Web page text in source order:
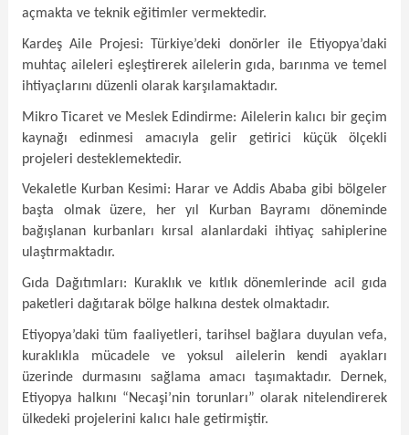
açmakta ve teknik eğitimler vermektedir.
Kardeş Aile Projesi: Türkiye’deki donörler ile Etiyopya’daki
muhtaç aileleri eşleştirerek ailelerin gıda, barınma ve temel
ihtiyaçlarını düzenli olarak karşılamaktadır.
Mikro Ticaret ve Meslek Edindirme: Ailelerin kalıcı bir geçim
kaynağı edinmesi amacıyla gelir getirici küçük ölçekli
projeleri desteklemektedir.
Vekaletle Kurban Kesimi: Harar ve Addis Ababa gibi bölgeler
başta olmak üzere, her yıl Kurban Bayramı döneminde
bağışlanan kurbanları kırsal alanlardaki ihtiyaç sahiplerine
ulaştırmaktadır.
Gıda Dağıtımları: Kuraklık ve kıtlık dönemlerinde acil gıda
paketleri dağıtarak bölge halkına destek olmaktadır.
Etiyopya’daki tüm faaliyetleri, tarihsel bağlara duyulan vefa,
kuraklıkla mücadele ve yoksul ailelerin kendi ayakları
üzerinde durmasını sağlama amacı taşımaktadır. Dernek,
Etiyopya halkını “Necaşi’nin torunları” olarak nitelendirerek
ülkedeki projelerini kalıcı hale getirmiştir.